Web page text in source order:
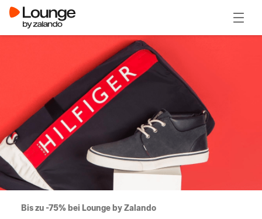
Bis zu -75% bei Lounge by Zalando